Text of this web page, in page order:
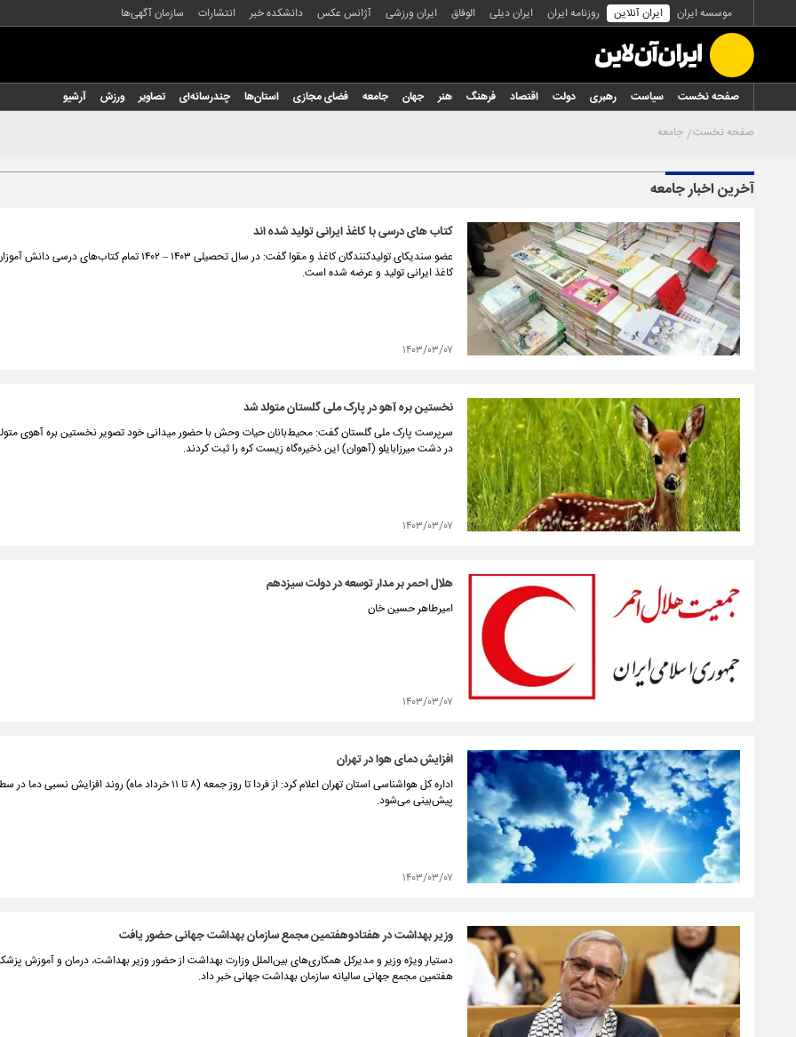
موسسه ایران ایران آنلاین روزنامه ایران ایران دیلی الوفاق ایران ورزشی آژانس عکس دانشکده خبر انتشارات سازمان آگهی‌ها
صفحه نخست سیاست رهبری دولت اقتصاد فرهنگ هنر جهان جامعه فضای مجازی استان‌ها چندرسانه‌ای تصاویر ورزش آرشیو
صفحه نخست جامعه
آخرین اخبار جامعه
کتاب های درسی با کاغذ ایرانی تولید شده اند
عضو سندیکای تولیدکنندگان کاغذ و مقوا گفت: در سال تحصیلی ۱۴۰۳ – ۱۴۰۲ تمام کتاب‌های
کاغذ ایرانی تولید و عرضه شده است.
۱۴۰۳/۰۳/۰۷
نخستین بره آهو در پارک ملی گلستان متولد شد
سرپرست پارک ملی گلستان گفت: محیط‌بانان حیات وحش با حضور میدانی خود تصویر نخستین بره آهوی
در دشت میرزابایلو (آهوان) این ذخیره‌گاه زیست کره را ثبت کردند.
۱۴۰۳/۰۳/۰۷
هلال احمر بر مدار توسعه در دولت سیزدهم
امیرطاهر حسین خان
۱۴۰۳/۰۳/۰۷
افزایش دمای هوا در تهران
اداره کل هواشناسی استان تهران اعلام کرد: از فردا تا روز جمعه (۸ تا ۱۱ خرداد ماه) روند
پیش‌بینی می‌شود.
۱۴۰۳/۰۳/۰۷
وزیر بهداشت در هفتاد‌و‌هفتمین مجمع سازمان بهداشت جهانی حضور یافت
دستیار ویژه وزیر و مدیرکل همکاری‌های بین‌الملل وزارت بهداشت از حضور وزیر بهداشت، درمان و آموزش
هفتمین مجمع جهانی سالیانه سازمان بهداشت جهانی خبر داد.